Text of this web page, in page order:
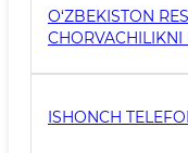
O‘ZBEKISTON
CHORVACHILIKNI
QARSHI
TO‘G‘RISIDA”GI
ISHONCH